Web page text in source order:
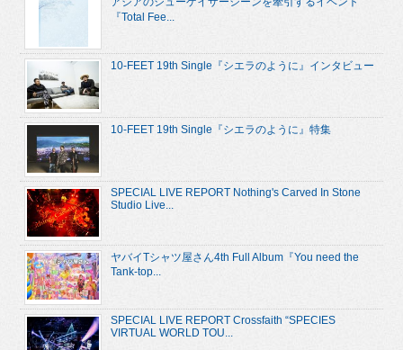
『Total Fee...
10-FEET 19th Single『シエラのように』インタビュー
10-FEET 19th Single『シエラのように』特集
SPECIAL LIVE REPORT Nothing's Carved In Stone
Studio Live...
ヤバイTシャツ屋さん4th Full Album『You need the
Tank-top...
SPECIAL LIVE REPORT Crossfaith “SPECIES
VIRTUAL WORLD TOU...